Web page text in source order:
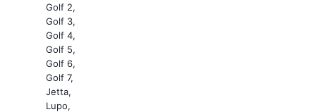
Golf 2
Golf 3
Golf 4
Golf 5
Golf 6
Golf 7
Jetta
Lupo